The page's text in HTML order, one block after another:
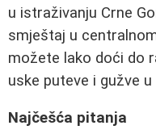
u istraživanju Crne
smještaj u
možete lako doći do
uske puteve i gužve u
Najčešća pitanja